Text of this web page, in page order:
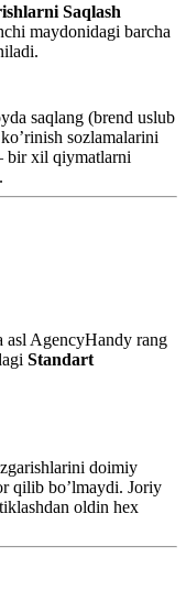
Saqlash
maydonidagi barcha
saqlang (brend uslub
sozlamalarini
bir xil qiymatlarni
asl AgencyHandy rang
Standart
doimiy
qilib bo’lmaydi. Joriy
oldin hex